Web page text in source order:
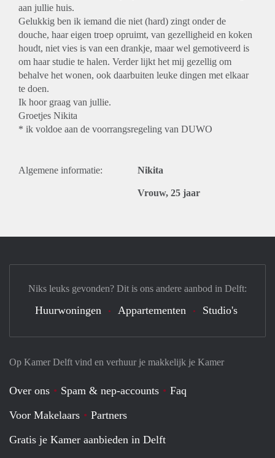
aan jullie huis.
Gelukkig ben ik iemand die niet (hard) zingt onder de
douche, haar eigen troep opruimt, van gezelligheid en koken
houdt, niet vies is van een drankje, maar wel gemotiveerd is
om haar studie te halen. Verder lijkt het mij gezellig om
behalve het wonen, ook daarbuiten leuke dingen met elkaar
te doen.
Ik hoor graag van jullie.
Groetjes Nikita
* ik voldoe aan de voorrangsregeling van DUWO
Algemene informatie: Nikita
Vrouw, 25 jaar
Op Kamer Delft vind en verhuur je makkelijk je Kamer
Over ons Spam & nep-accounts
Faq
Voor Makelaars
Partners
Gratis je Kamer aanbieden in Delft
Niks leuks gevonden? Dit is ons andere aanbod in Delft:
Huurwoningen Appartementen Studio's